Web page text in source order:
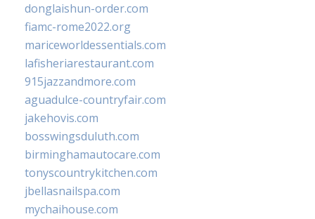
donglaishun-order.com
fiamc-rome2022.org
mariceworldessentials.com
lafisheriarestaurant.com
915jazzandmore.com
aguadulce-countryfair.com
jakehovis.com
bosswingsduluth.com
birminghamautocare.com
tonyscountrykitchen.com
jbellasnailspa.com
mychaihouse.com